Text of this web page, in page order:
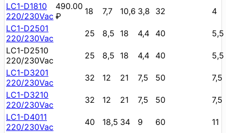
LC1-D1810
220/230Vac
490.00
₽
18 7,7 10,6 3,8 32
4
LC1-D2501
220/230Vac
25 8,5 18 4,4 40
5,5
LC1-D2510
220/230Vac
25 8,5 18 4,4 40
5,5
LC1-D3201
220/230Vac
32 12 21 7,5 50
7,5
LC1-D3210
220/230Vac
32 12 21 7,5 50
7,5
LC1-D4011
220/230Vac
40 18,5 34 9 60 11